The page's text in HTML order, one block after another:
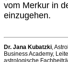
vom Merkur in
einzugehen.
Dr. Jana Kubatzki,
Business Academy,
astrologische